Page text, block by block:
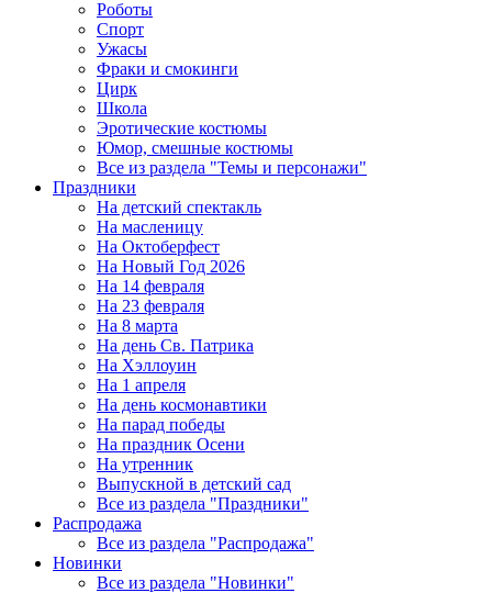
Роботы
Спорт
Ужасы
Фраки и смокинги
Цирк
Школа
Эротические костюмы
Юмор, смешные костюмы
Все из раздела "Темы и персонажи"
Праздники
На детский спектакль
На масленицу
На Октоберфест
На Новый Год 2026
На 14 февраля
На 23 февраля
На 8 марта
На день Св. Патрика
На Хэллоуин
На 1 апреля
На день космонавтики
На парад победы
На праздник Осени
На утренник
Выпускной в детский сад
Все из раздела "Праздники"
Распродажа
Все из раздела "Распродажа"
Новинки
Все из раздела "Новинки"